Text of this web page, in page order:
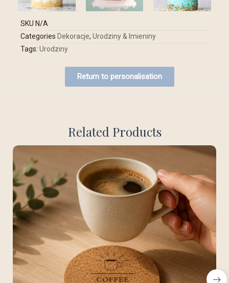
SKU N/A
Categories Dekoracje, Urodziny & Imieniny
Tags: Urodziny
Return to personalisation
Related Products